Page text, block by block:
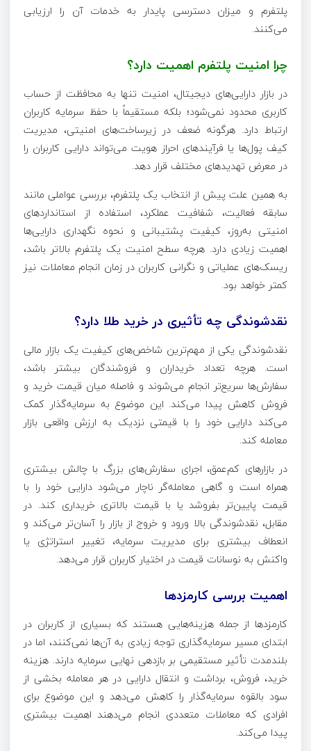
پلتفرم و میزان دسترسی پایدار به خدمات آن را ارزیابی
می‌کنند.
چرا امنیت پلتفرم اهمیت دارد؟
در بازار دارایی‌های دیجیتال، امنیت تنها به محافظت از حساب
کاربری محدود نمی‌شود؛ بلکه مستقیماً با حفظ سرمایه کاربران
ارتباط دارد. هرگونه ضعف در زیرساخت‌های امنیتی، مدیریت
کیف پول‌ها یا فرآیندهای احراز هویت می‌تواند دارایی کاربران را
در معرض تهدیدهای مختلف قرار دهد.
به همین علت پیش از انتخاب یک پلتفرم، بررسی عواملی مانند
سابقه فعالیت، شفافیت عملکرد، استفاده از استانداردهای
امنیتی به‌روز، کیفیت پشتیبانی و نحوه نگهداری دارایی‌ها
اهمیت زیادی دارد. هرچه سطح امنیت یک پلتفرم بالاتر باشد،
ریسک‌های عملیاتی و نگرانی کاربران در زمان انجام معاملات نیز
کمتر خواهد بود.
نقدشوندگی چه تأثیری در خرید طلا دارد؟
نقدشوندگی یکی از مهم‌ترین شاخص‌های کیفیت یک بازار مالی
است. هرچه تعداد خریداران و فروشندگان بیشتر باشد،
سفارش‌ها سریع‌تر انجام می‌شوند و فاصله میان قیمت خرید و
فروش کاهش پیدا می‌کند. این موضوع به سرمایه‌گذار کمک
می‌کند دارایی خود را با قیمتی نزدیک به ارزش واقعی بازار
معامله کند.
در بازارهای کم‌عمق، اجرای سفارش‌های بزرگ با چالش بیشتری
همراه است و گاهی معامله‌گر ناچار می‌شود دارایی خود را با
قیمت پایین‌تر بفروشد یا با قیمت بالاتری خریداری کند. در
مقابل، نقدشوندگی بالا ورود و خروج از بازار را آسان‌تر می‌کند و
انعطاف بیشتری برای مدیریت سرمایه، تغییر استراتژی یا
واکنش به نوسانات قیمت در اختیار کاربران قرار می‌دهد.
اهمیت بررسی کارمزدها
کارمزدها از جمله هزینه‌هایی هستند که بسیاری از کاربران در
ابتدای مسیر سرمایه‌گذاری توجه زیادی به آن‌ها نمی‌کنند، اما در
بلندمدت تأثیر مستقیمی بر بازدهی نهایی سرمایه دارند. هزینه
خرید، فروش، برداشت و انتقال دارایی در هر معامله بخشی از
سود بالقوه سرمایه‌گذار را کاهش می‌دهد و این موضوع برای
افرادی که معاملات متعددی انجام می‌دهند اهمیت بیشتری
پیدا می‌کند.